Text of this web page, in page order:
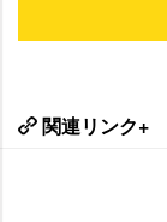
関連リンク+